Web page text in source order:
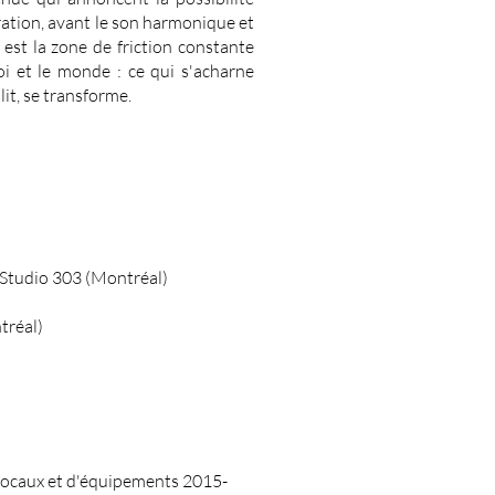
avant le son harmonique et
est la zone de friction constante
et le monde : ce qui s'acharne
se transforme.
303 (Montréal)
et d'équipements 2015-